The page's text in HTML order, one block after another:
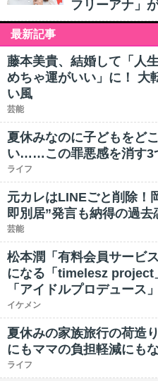
フリーアナ」
最新記事
藤本美貴、結婚して「人
めちゃ運がいい」に！ 大
い風
芸能
夏休みなのに子どもをど
い……この罪悪感を消す3
ライフ
元カレはLINEごと削除！
即別居”発言も納得の過去
芸能
松本潤「有料会員サービ
になる「timelesz project
「アイドルプロデュース
イケメン
夏休みの家族旅行の荷造
にもママの負担軽減にも
ライフ